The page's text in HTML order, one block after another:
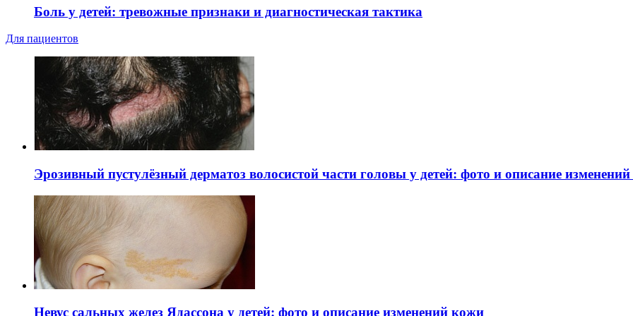
Боль у детей: тревожные признаки и диагностическая тактика
Для пациентов
Эрозивный пустулёзный дерматоз волосистой части головы у детей: фото и описание
Невус сальных желез Ядассона у детей: фото и описание изменений кожи